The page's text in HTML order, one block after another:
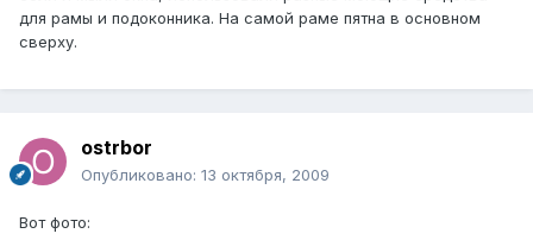
для рамы и подоконника. На самой раме пятна в основном
сверху.
ostrbor
Опубликовано: 13 октября, 2009
Вот фото: